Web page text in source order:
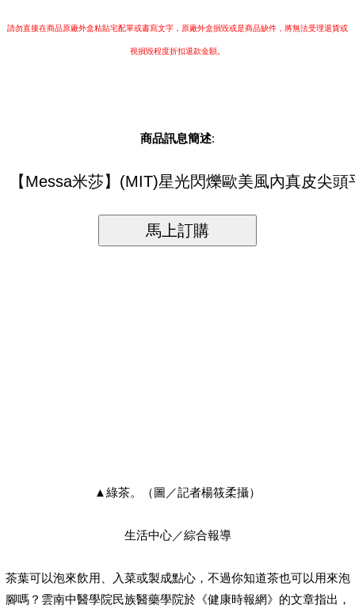
請勿直接在商品原廠外盒粘貼宅配單或書寫文字，原廠外盒損毀或是商品缺件，將無法受理退貨或
視損毀程度折扣退款金額。
商品訊息簡述:
▲綠茶。（圖／記者楊筱柔攝）
生活中心／綜合報導
茶葉可以泡來飲用、入菜或製成點心，不過你知道茶也可以用來泡
腳嗎？雲南中醫學院民族醫藥學院於《健康時報網》的文章指出，